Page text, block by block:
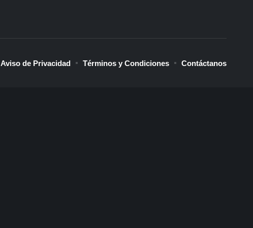
Aviso de Privacidad Términos y Condiciones Contáctanos